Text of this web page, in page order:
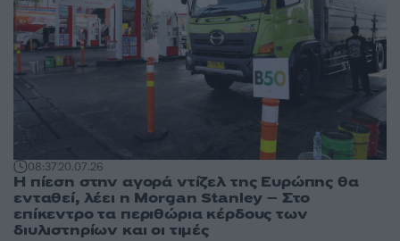
08:3720.07.26
Η πίεση στην αγορά ντίζελ της Ευρώπης θα
ενταθεί, λέει η Morgan Stanley – Στο
επίκεντρο τα περιθώρια κέρδους των
διυλιστηρίων και οι τιμές